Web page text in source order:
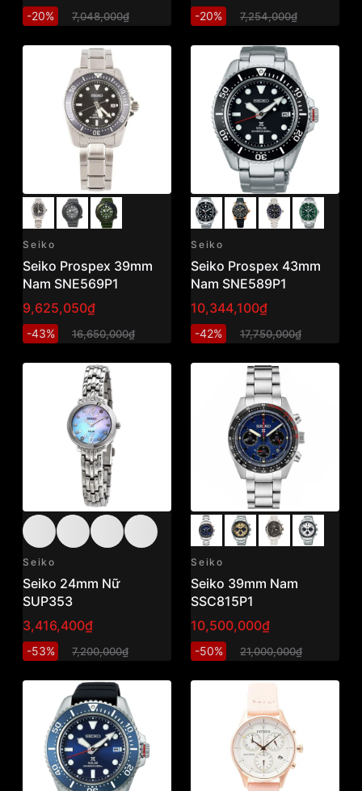
-20% 7,048,000₫ -20% 7,254,000₫
Seiko
Seiko Prospex 39mm
Nam SNE569P1
9,625,050₫
-43% 16,650,000₫
Seiko
Seiko Prospex 43mm
Nam SNE589P1
10,344,100₫
-42% 17,750,000₫
Seiko
Seiko 24mm Nữ
SUP353
3,416,400₫
-53% 7,200,000₫
Seiko
Seiko 39mm Nam
SSC815P1
10,500,000₫
-50% 21,000,000₫